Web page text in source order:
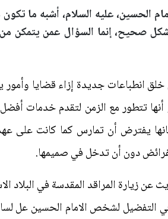
الحسين، عليه السلام، أشبه ما
صحيح، إنما السؤال عمن يتمكن
انطباعات جديدة إزاء قضايا
أنها تتطور مع الزمن لتقدم خدمات
يفترض أن تمارس كما كانت على
دون أن تدخل في صميمها.
زيارة المراقد المقدسة في البلاد
التفضيل لشخص الامام الحسين عل